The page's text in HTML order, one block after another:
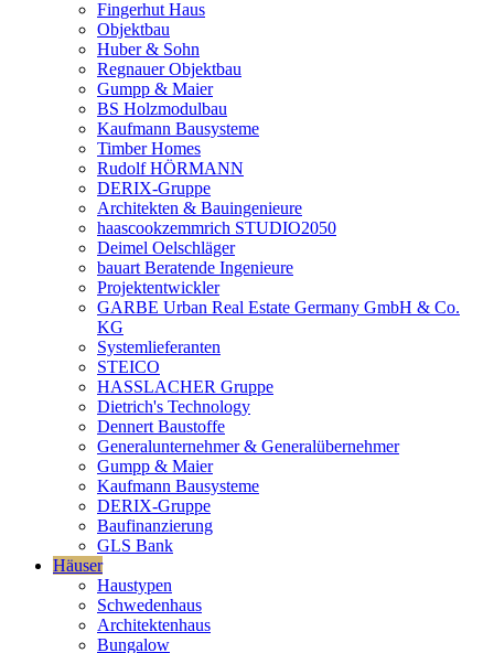
Fingerhut Haus
Objektbau
Huber & Sohn
Regnauer Objektbau
Gumpp & Maier
BS Holzmodulbau
Kaufmann Bausysteme
Timber Homes
Rudolf HÖRMANN
DERIX-Gruppe
Architekten & Bauingenieure
haascookzemmrich STUDIO2050
Deimel Oelschläger
bauart Beratende Ingenieure
Projektentwickler
GARBE Urban Real Estate Germany GmbH & Co.
KG
Systemlieferanten
STEICO
HASSLACHER Gruppe
Dietrich's Technology
Dennert Baustoffe
Generalunternehmer & Generalübernehmer
Gumpp & Maier
Kaufmann Bausysteme
DERIX-Gruppe
Baufinanzierung
GLS Bank
Häuser
Haustypen
Schwedenhaus
Architektenhaus
Bungalow